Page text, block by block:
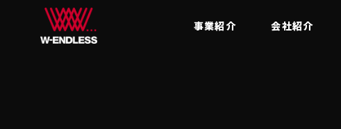
事業紹介 会社紹介